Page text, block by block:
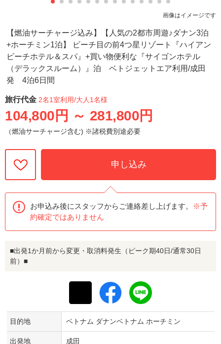
画像はイメージです
【燃油サーチャージ込み】【人気の2都市周遊♪ダナン3泊
+ホーチミン1泊】 ビーチ目の前4つ星リゾート『ハイアン
ビーチホテル＆スパ』+買い物便利な『サイゴンホテル
（デラックスルーム）』泊 ベトジェットエア利用/成田
発 4泊6日間
旅行代金 2名1室利用/大人1名様
104,800円 ～ 281,800円
（燃油サーチャージ含む) ※諸税費別途必要
申し込み
お申込み後にスタッフからご連絡差し上げます。
※予
約確定ではありません
■出発1か月前から変更・取消料発生（ピーク期40日/通常30日
前）■
目的地 ベトナム ダナンベトナム ホーチミン
出発地 成田